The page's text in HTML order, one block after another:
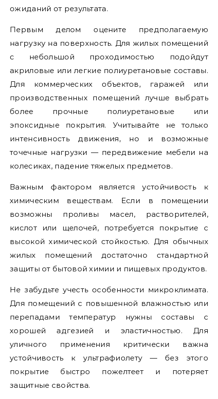
ожиданий от результата.
Первым делом оцените предполагаемую
нагрузку на поверхность. Для жилых помещений
с небольшой проходимостью подойдут
акриловые или легкие полиуретановые составы.
Для коммерческих объектов, гаражей или
производственных помещений лучше выбрать
более прочные полиуретановые или
эпоксидные покрытия. Учитывайте не только
интенсивность движения, но и возможные
точечные нагрузки — передвижение мебели на
колесиках, падение тяжелых предметов.
Важным фактором является устойчивость к
химическим веществам. Если в помещении
возможны проливы масел, растворителей,
кислот или щелочей, потребуется покрытие с
высокой химической стойкостью. Для обычных
жилых помещений достаточно стандартной
защиты от бытовой химии и пищевых продуктов.
Не забудьте учесть особенности микроклимата.
Для помещений с повышенной влажностью или
перепадами температур нужны составы с
хорошей адгезией и эластичностью. Для
уличного применения критически важна
устойчивость к ультрафиолету — без этого
покрытие быстро пожелтеет и потеряет
защитные свойства.